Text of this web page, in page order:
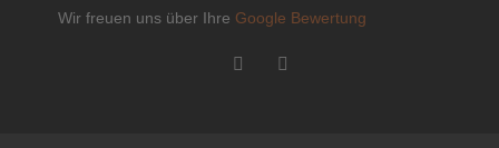
Wir freuen uns über Ihre Google Bewertung